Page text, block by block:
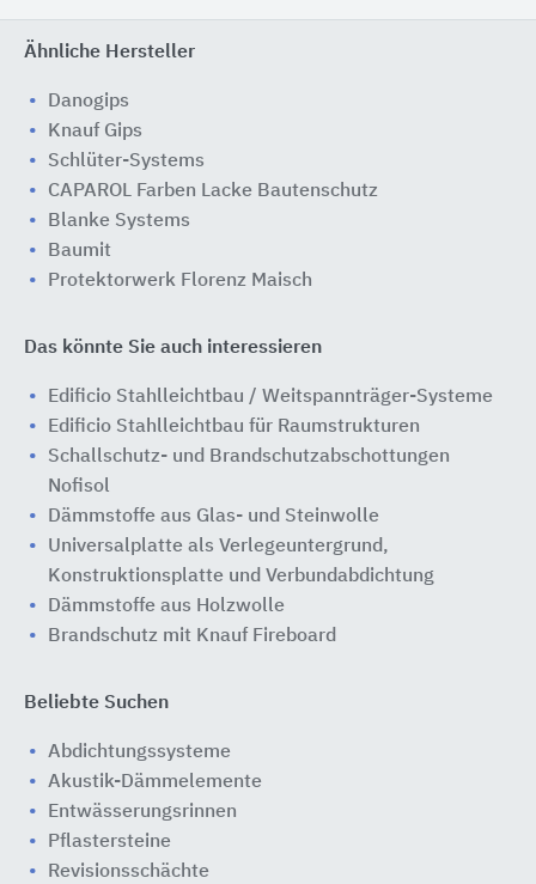
Ähnliche Hersteller
Danogips
Knauf Gips
Schlüter-Systems
CAPAROL Farben Lacke Bautenschutz
Blanke Systems
Baumit
Protektorwerk Florenz Maisch
Das könnte Sie auch interessieren
Edificio Stahlleichtbau / Weitspannträger-Systeme
Edificio Stahlleichtbau für Raumstrukturen
Schallschutz- und Brandschutzabschottungen
Nofisol
Dämmstoffe aus Glas- und Steinwolle
Universalplatte als Verlegeuntergrund,
Konstruktionsplatte und Verbundabdichtung
Dämmstoffe aus Holzwolle
Brandschutz mit Knauf Fireboard
Beliebte Suchen
Abdichtungssysteme
Akustik-Dämmelemente
Entwässerungsrinnen
Pflastersteine
Revisionsschächte